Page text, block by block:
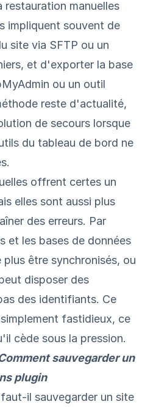
restauration manuelles
impliquent souvent de
site via SFTP ou un
et d'exporter la base
ou un outil
reste d'actualité,
de secours lorsque
du tableau de bord ne
offrent certes un
elles sont aussi plus
des erreurs. Par
et les bases de données
être synchronisés, ou
disposer des
des identifiants. Ce
fastidieux, ce
cède sous la pression.
sauvegarder un
plugin
il sauvegarder un site